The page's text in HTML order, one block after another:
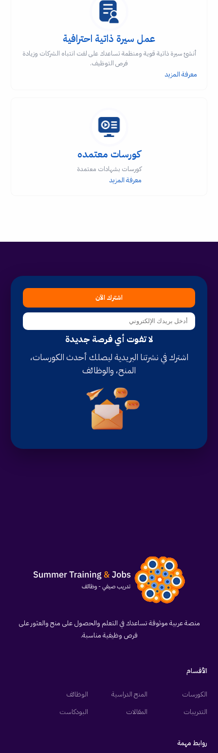
عمل سيرة ذاتية احترافية
أنشئ سيرة ذاتية قوية ومنظمة تساعدك على لفت انتباه الشركات وزيادة
فرص التوظيف.
معرفة المزيد
كورسات معتمده
كورسات بشهادات معتمدة
معرفة المزيد
اشترك الآن
لا تفوت أي فرصة جديدة
اشترك في نشرتنا البريدية ليصلك أحدث الكورسات،
المنح، والوظائف
منصة عربية موثوقة تساعدك في التعلم والحصول على منح والعثور على
فرص وظيفية مناسبة.
الأقسام
الكورسات المنح الدراسية
الوظائف
التدريبات
المقالات البودكاست
روابط مهمة